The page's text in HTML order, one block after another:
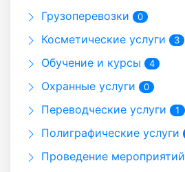
Грузоперевозки 0
Косметические услуги 3
Обучение и курсы 4
Охранные услуги 0
Переводческие услуги 1
Полиграфические услуги
Проведение мероприятий